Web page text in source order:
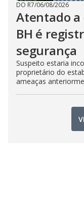
DO R7/06/08/2026
Atentado a
BH é
segurança
Suspeito estaria
proprietário do
ameaças